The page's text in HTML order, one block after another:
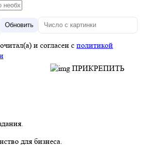
Обновить
и согласен с политикой
ПРИКРЕПИТЬ
для бизнеса.